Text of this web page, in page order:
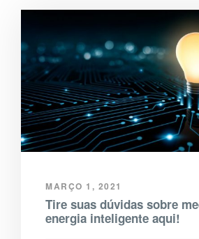
MARÇO 1, 2021
Tire suas dúvidas sobre
energia inteligente aqui!